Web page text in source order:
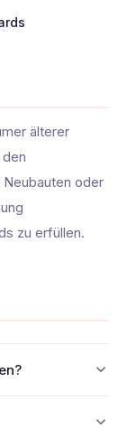
älterer
oder
zu erfüllen.